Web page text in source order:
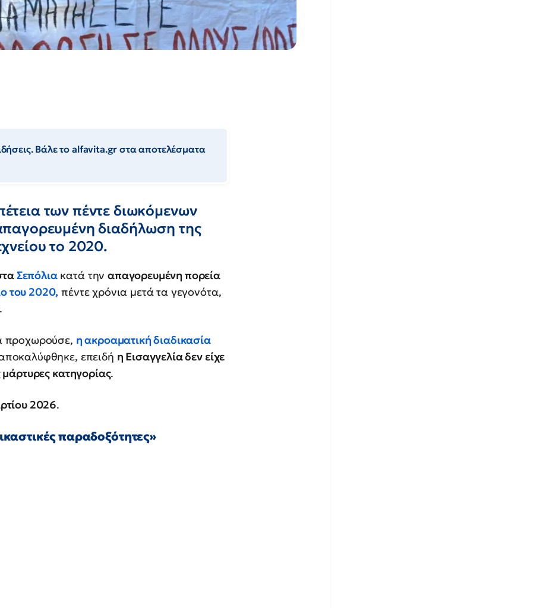
Βάλε το alfavita.gr στα αποτελέσματα
των πέντε διωκόμενων
διαδήλωση της
το 2020.
Σεπόλιακατά τηναπαγορευμένη πορεία
του 2020, πέντε χρόνια μετά τα γεγονότα,
.
προχωρούσε, η ακροαματική διαδικασία
επειδή η Εισαγγελία δεν είχε
μάρτυρες κατηγορίας.
2026.
παραδοξότητες»